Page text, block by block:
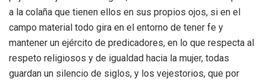
a la colaña que tienen ellos en sus propios ojos, si en el
campo material todo gira en el entorno de tener fe y
mantener un ejército de predicadores, en lo que respecta al
respeto religiosos y de igualdad hacia la mujer, todas
guardan un silencio de siglos, y los vejestorios, que por